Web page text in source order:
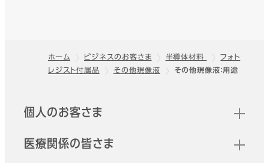
フッター
ホーム ビジネスのお客さま 半導体材料
フォト
レジスト付属品
その他現像液 その他現像液：用途
クイックリンク
個人のお客さま
医療関係の皆さま